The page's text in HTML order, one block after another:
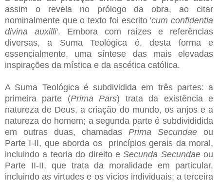
assim o revela no prólogo da obra, ao citar
nominalmente que o texto foi escrito 'cum confidentia
divina auxilli'. Embora com raízes e referências
diversas, a Suma Teológica é, desta forma e
essencialmente, uma síntese das mais elevadas
inspirações da mística e da ascética católica.
A Suma Teológica é subdividida em três partes: a
primeira parte (Prima Pars) trata da existência e
natureza de Deus, a criação do mundo, os anjos e a
natureza do homem; a segunda parte é subdivididida
em outras duas, chamadas Prima Secundae ou
Parte I-II, que aborda os princípios gerais da moral,
incluindo a teoria do direito eSecunda Secundaeou
Parte II-II, que trata da moralidade em particular,
incluindo as virtudes e os vícios individuais; a terceira